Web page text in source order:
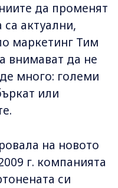
да променят
актуални,
маркетинг Тим
внимават да не
много: големи
или
на новото
г. компанията
си